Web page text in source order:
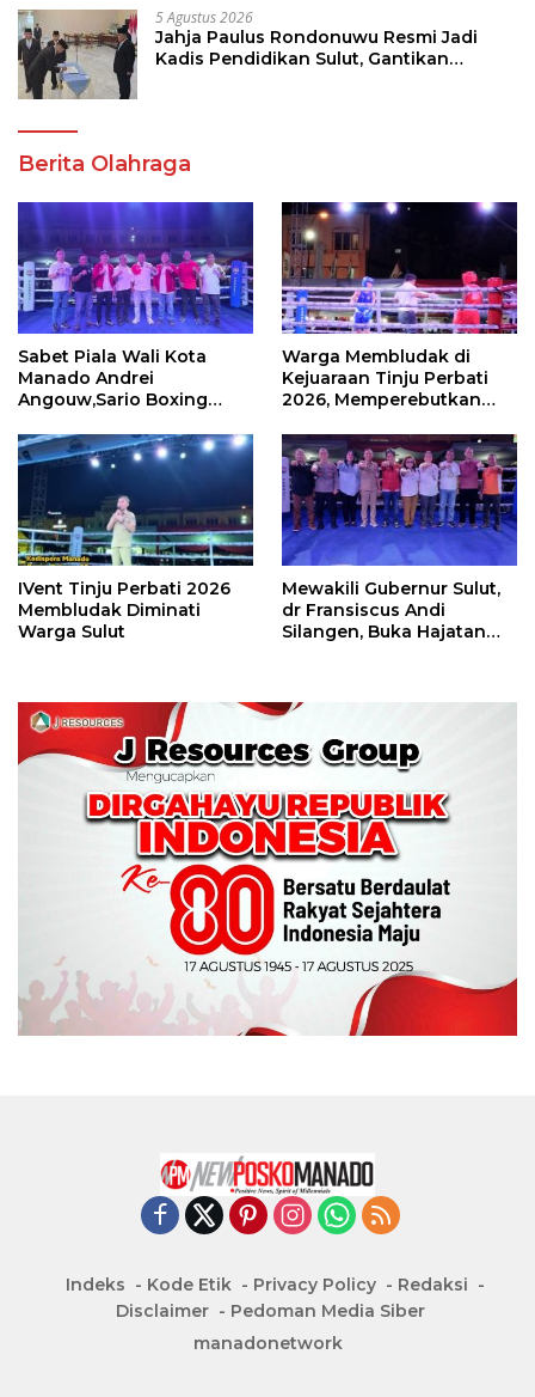
5 Agustus 2026
Jahja Paulus Rondonuwu Resmi Jadi
Kadis Pendidikan Sulut, Gantikan
Berita Olahraga
Sabet Piala Wali Kota
Manado Andrei
Angouw,Sario Boxing
Perbati 2026
Warga Membludak di
Kejuaraan Tinju Perbati
2026, Memperebutkan
IVent Tinju Perbati 2026
Membludak Diminati
Warga Sulut
Mewakili Gubernur Sulut,
dr Fransiscus Andi
Silangen, Buka Hajatan
Indeks Kode Etik Privacy Policy
Redaksi
Disclaimer
Pedoman Media Siber
manadonetwork